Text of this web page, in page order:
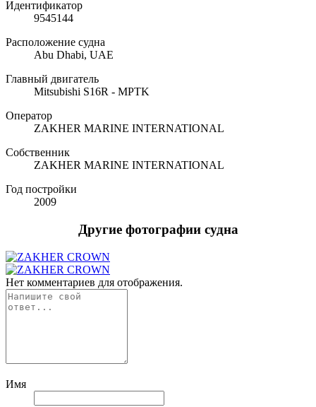
Идентификатор
9545144
Расположение судна
Abu Dhabi, UAE
Главный двигатель
Mitsubishi S16R - MPTK
Оператор
ZAKHER MARINE INTERNATIONAL
Собственник
ZAKHER MARINE INTERNATIONAL
Год постройки
2009
Другие фотографии судна
Нет комментариев для отображения.
Имя